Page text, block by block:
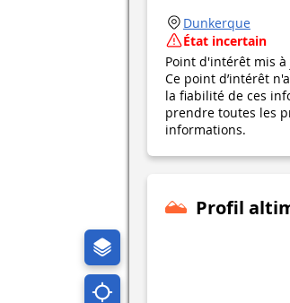
Dunkerque
État incertain
Point d'intérêt mis
Ce point d’intérêt
la fiabilité de ces
prendre toutes les
informations.
Profil